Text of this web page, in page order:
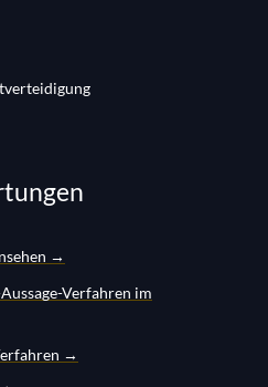
→
Verfahren im
→